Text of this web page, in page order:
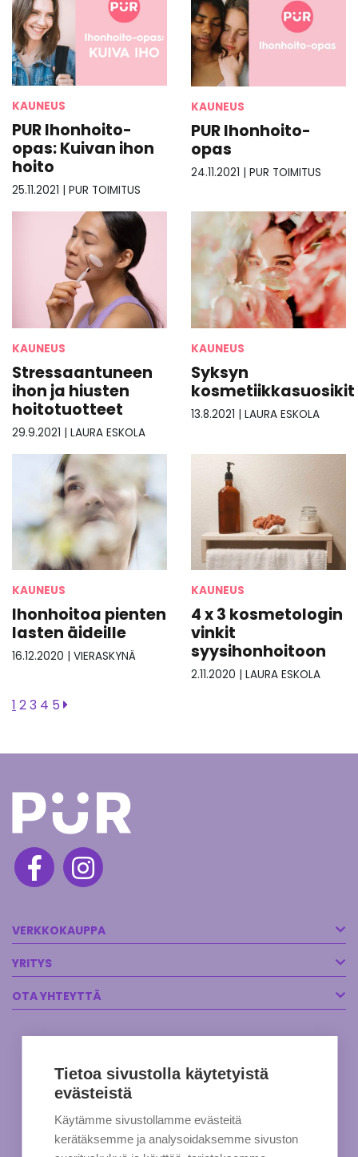
KAUNEUS
PUR Ihonhoito-
opas: Kuivan ihon
hoito
25.11.2021 PUR TOIMITUS
KAUNEUS
PUR Ihonhoito-
opas
24.11.2021 | PUR TOIMITUS
KAUNEUS
Stressaantuneen
ihon ja hiusten
hoitotuotteet
29.9.2021 | LAURA ESKOLA
KAUNEUS
Syksyn
kosmetiikkasuosikit
13.8.2021 | LAURA ESKOLA
KAUNEUS
Ihonhoitoa pienten
lasten äideille
16.12.2020 | VIERASKYNÄ
KAUNEUS
4 x 3 kosmetologin
vinkit
syysihonhoitoon
2.11.2020 LAURA ESKOLA
1 23 4 5
VERKKOKAUPPA
YRITYS
OTA YHTEYTTÄ
Tietoa sivustolla käytetyistä
evästeistä
Käytämme sivustollamme evästeitä
kerätäksemme ja analysoidaksemme sivuston